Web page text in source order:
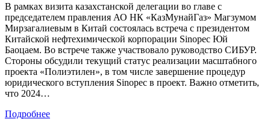
В рамках визита казахстанской делегации во главе с
председателем правления АО НК «КазМунайГаз» Магзумом
Мирзагалиевым в Китай состоялась встреча с президентом
Китайской нефтехимической корпорации Sinopec Юй
Баоцаем. Во встрече также участвовало руководство СИБУР.
Стороны обсудили текущий статус реализации масштабного
проекта «Полиэтилен», в том числе завершение процедур
юридического вступления Sinopec в проект. Важно отметить,
что 2024…
Подробнее